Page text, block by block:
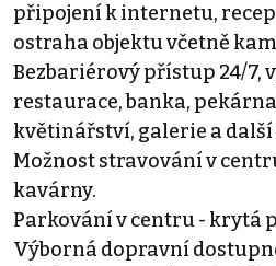
připojení k internetu,
ostraha objektu včetně
Bezbariérový přístup 24/7,
restaurace, banka,
květinářství, galerie a další
Možnost stravování v
kavárny.
Parkování v centru - krytá
Výborná dopravní